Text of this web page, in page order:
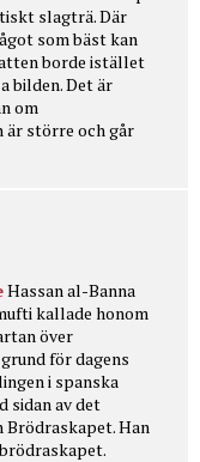
slagträ. Där
som bäst kan
borde istället
bilden. Det är
om
är större och går
Hassan al-Banna
kallade honom
över
för dagens
i spanska
sidan av det
Han